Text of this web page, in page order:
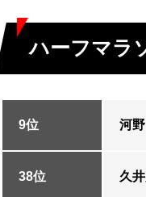
ハーフマラ
9位 河野
38位 久